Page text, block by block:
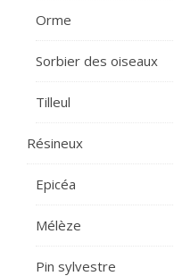
Orme
Sorbier des oiseaux
Tilleul
Résineux
Epicéa
Mélèze
Pin sylvestre